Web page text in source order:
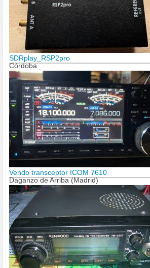
SDRplay_RSP2pro
Córdoba
Vendo transceptor ICOM 7610
Daganzo de Arriba (Madrid)